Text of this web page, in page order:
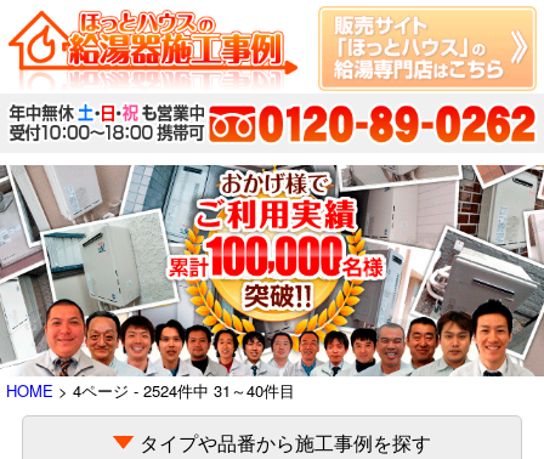
HOME > 4ページ - 2524件中 31～40件目
タイプや品番から施工事例を探す